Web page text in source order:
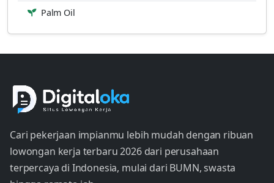
Palm Oil
Cari pekerjaan impianmu lebih mudah dengan ribuan
lowongan kerja terbaru 2026 dari perusahaan
terpercaya di Indonesia, mulai dari BUMN, swasta